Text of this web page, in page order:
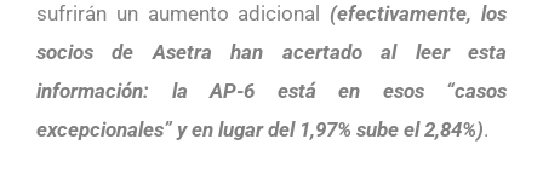
sufrirán un aumento adicional (efectivamente, los
socios de Asetra han acertado al leer esta
información: la AP-6 está en esos “casos
excepcionales” y en lugar del 1,97% sube el 2,84%).